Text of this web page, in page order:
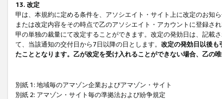
13. 改定
甲は、本規約に定める条件を、アソシエイト・サイト上に改定のお知
または改定内容をその時点で乙のアソシエイト・アカウントに登録さ
甲の単独の裁量にて改定することができます。改定の発効日は、記載
て、当該通知の交付日から7日以降の日とします。 改定の発効日以後も
たこととなります。乙が改定を受け入れることができない場合、乙の
別紙 1: 地域毎のアマゾン企業およびアマゾン・サイト
別紙 2: アマゾン・サイト毎の準拠法および紛争規定